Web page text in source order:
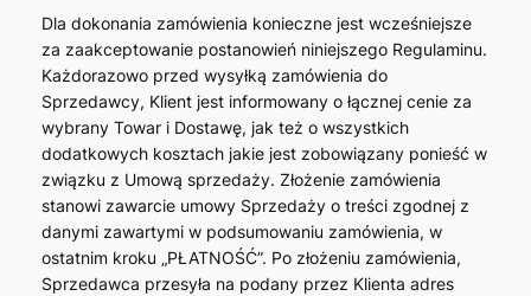
Dla dokonania zamówienia konieczne jest wcześniejsze
za zaakceptowanie postanowień niniejszego Regulaminu.
Każdorazowo przed wysyłką zamówienia do
Sprzedawcy, Klient jest informowany o łącznej cenie za
wybrany Towar i Dostawę, jak też o wszystkich
dodatkowych kosztach jakie jest zobowiązany ponieść w
związku z Umową sprzedaży. Złożenie zamówienia
stanowi zawarcie umowy Sprzedaży o treści zgodnej z
danymi zawartymi w podsumowaniu zamówienia, w
ostatnim kroku „PŁATNOŚĆ”. Po złożeniu zamówienia,
Sprzedawca przesyła na podany przez Klienta adres